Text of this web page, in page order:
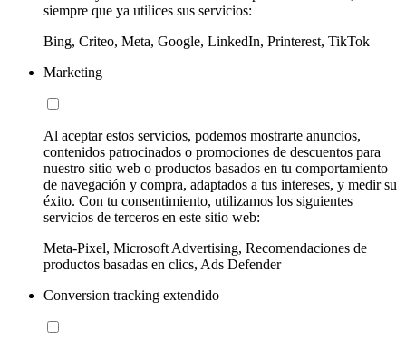
siempre que ya utilices sus servicios:
Bing, Criteo, Meta, Google, LinkedIn, Printerest, TikTok
Marketing
Al aceptar estos servicios, podemos mostrarte anuncios,
contenidos patrocinados o promociones de descuentos para
nuestro sitio web o productos basados en tu comportamiento
de navegación y compra, adaptados a tus intereses, y medir su
éxito. Con tu consentimiento, utilizamos los siguientes
servicios de terceros en este sitio web:
Meta-Pixel, Microsoft Advertising, Recomendaciones de
productos basadas en clics, Ads Defender
Conversion tracking extendido